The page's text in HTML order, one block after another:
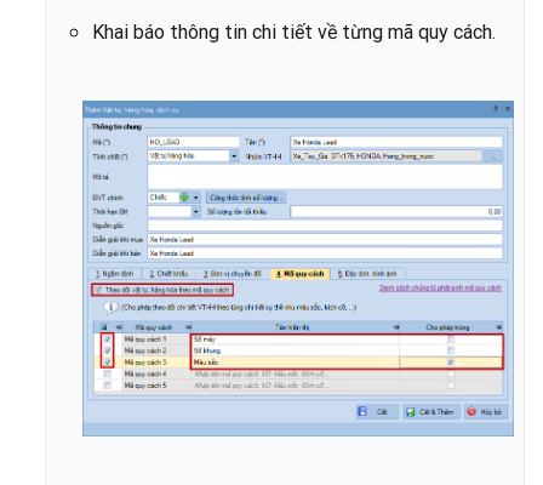
Khai báo thông tin chi tiết về từng mã quy cách.